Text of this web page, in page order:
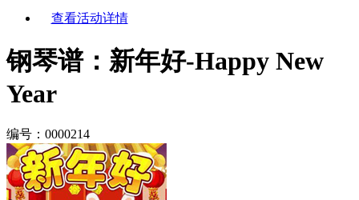
查看活动详情
钢琴谱：新年好-Happy New
Year
编号：0000214